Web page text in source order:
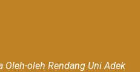
Oleh-oleh Rendang Uni Adek